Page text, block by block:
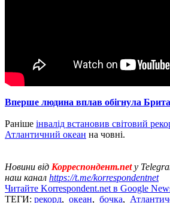
Вперше людина вплав обігнула
Раніше інвалід встановив світовий
Атлантичний океан на човні.
Новини від Корреспондент.netу
наш канал https://t.me/korrespondentnet
Читайте Korrespondent.net в Google
ТЕГИ: рекорд, океан, бочка,